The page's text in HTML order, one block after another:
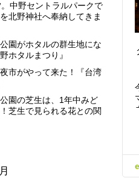
中野セントラルパークで
北野神社へ奉納してきま
園がホタルの群生地にな
ホタルまつり』
市がやって来た！『台湾
園の芝生は、1年中みど
芝生で見られる花との関